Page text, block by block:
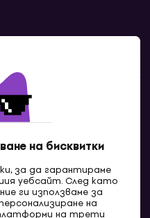
на бисквитки
за да гарантираме
уебсайт. След като
ги използваме за
на
на трети